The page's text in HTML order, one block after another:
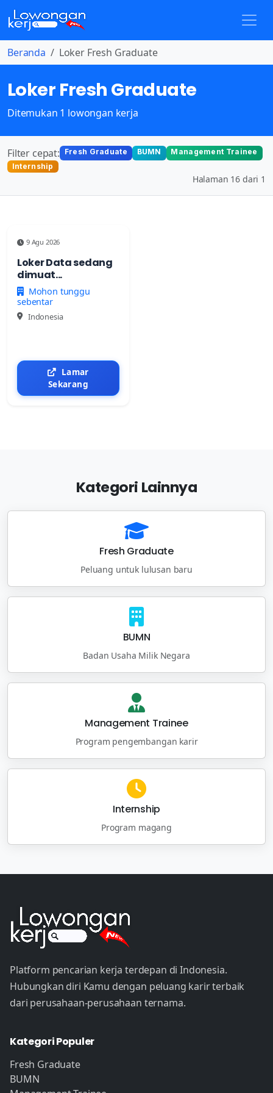
Beranda Loker Fresh Graduate
Loker Fresh Graduate
Ditemukan 1 lowongan kerja
Filter cepat: Fresh Graduate BUMN
Management Trainee
Internship
Halaman 16 dari 1
9 Agu 2026
Loker Data sedang
dimuat...
Mohon tunggu
sebentar
Indonesia
Lamar
Sekarang
Kategori Lainnya
Fresh Graduate
Peluang untuk lulusan baru
BUMN
Badan Usaha Milik Negara
Management Trainee
Program pengembangan karir
Internship
Program magang
Platform pencarian kerja terdepan di Indonesia.
Hubungkan diri Kamu dengan peluang karir terbaik
dari perusahaan-perusahaan ternama.
Kategori Populer
Fresh Graduate
BUMN